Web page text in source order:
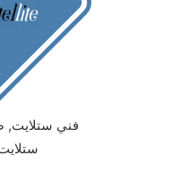
فني ستلايت,